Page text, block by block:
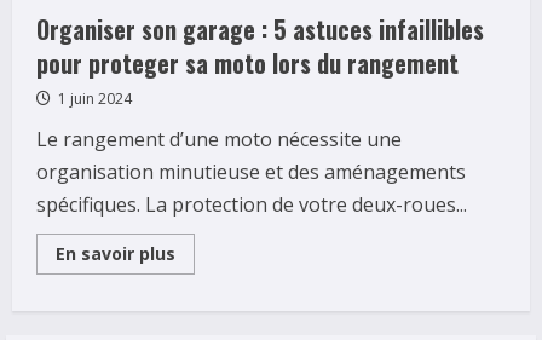
Organiser son garage : 5 astuces infaillibles
pour proteger sa moto lors du rangement
1 juin 2024
Le rangement d’une moto nécessite une
organisation minutieuse et des aménagements
spécifiques. La protection de votre deux-roues...
En savoir plus
more